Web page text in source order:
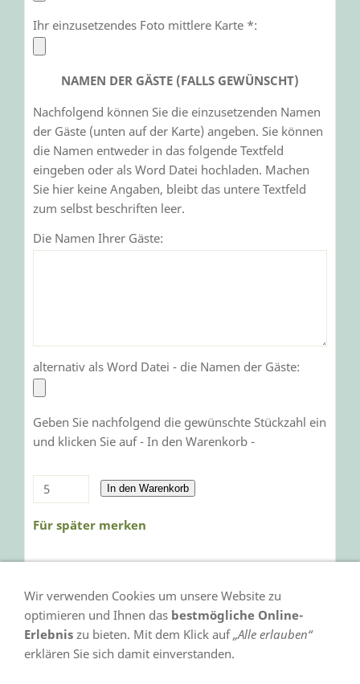
Ihr einzusetzendes Foto mittlere Karte *:
NAMEN DER GÄSTE (FALLS GEWÜNSCHT)
Nachfolgend können Sie die einzusetzenden Namen
der Gäste (unten auf der Karte) angeben. Sie können
die Namen entweder in das folgende Textfeld
eingeben oder als Word Datei hochladen. Machen
Sie hier keine Angaben, bleibt das untere Textfeld
zum selbst beschriften leer.
Die Namen Ihrer Gäste:
alternativ als Word Datei - die Namen der Gäste:
Geben Sie nachfolgend die gewünschte Stückzahl ein
und klicken Sie auf - In den Warenkorb -
In den Warenkorb
Für später merken
Wir verwenden Cookies um unsere Website zu
optimieren und Ihnen das bestmögliche Online-
Erlebnis zu bieten. Mit dem Klick auf„Alle erlauben“
erklären Sie sich damit einverstanden.